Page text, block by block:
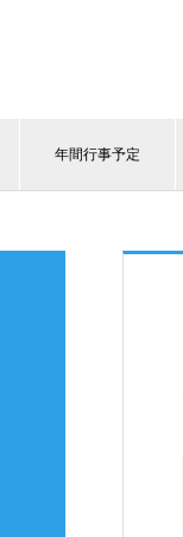
年間行事予定